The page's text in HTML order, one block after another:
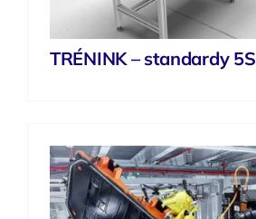
TRÉNINK – standardy 5S